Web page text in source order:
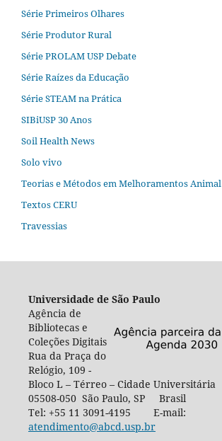
Série Primeiros Olhares
Série Produtor Rural
Série PROLAM USP Debate
Série Raízes da Educação
Série STEAM na Prática
SIBiUSP 30 Anos
Soil Health News
Solo vivo
Teorias e Métodos em Melhoramentos Animal
Textos CERU
Travessias
Universidade de São Paulo
Agência de
Bibliotecas e
Coleções Digitais
Rua da Praça do
Relógio, 109 -
Bloco L – Térreo – Cidade Universitária
05508-050 São Paulo, SP Brasil
Tel: +55 11 3091-4195 E-mail:
atendimento@abcd.usp.br